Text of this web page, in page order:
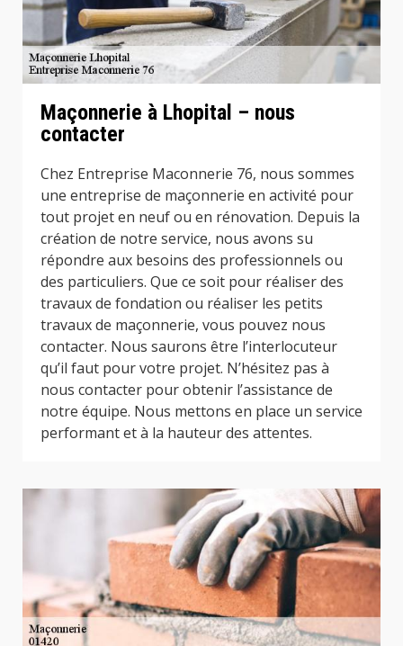
Maçonnerie à Lhopital – nous
contacter
Chez Entreprise Maconnerie 76, nous sommes
une entreprise de maçonnerie en activité pour
tout projet en neuf ou en rénovation. Depuis la
création de notre service, nous avons su
répondre aux besoins des professionnels ou
des particuliers. Que ce soit pour réaliser des
travaux de fondation ou réaliser les petits
travaux de maçonnerie, vous pouvez nous
contacter. Nous saurons être l’interlocuteur
qu’il faut pour votre projet. N’hésitez pas à
nous contacter pour obtenir l’assistance de
notre équipe. Nous mettons en place un service
performant et à la hauteur des attentes.